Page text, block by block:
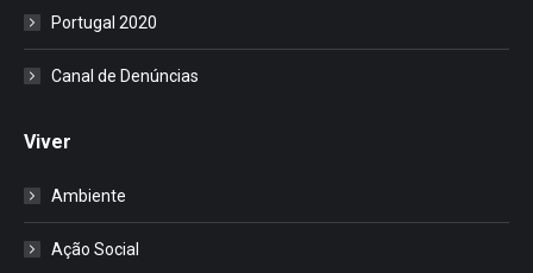
Portugal 2020
Canal de Denúncias
Viver
Ambiente
Ação Social